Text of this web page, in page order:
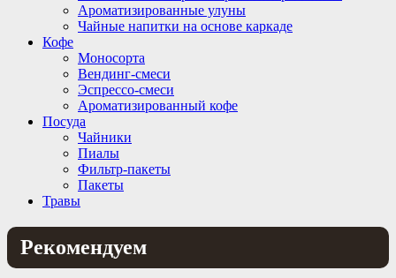
Ароматизированные улуны
Чайные напитки на основе каркаде
Кофе
Моносорта
Вендинг-смеси
Эспрессо-смеси
Ароматизированный кофе
Посуда
Чайники
Пиалы
Фильтр-пакеты
Пакеты
Травы
Рекомендуем